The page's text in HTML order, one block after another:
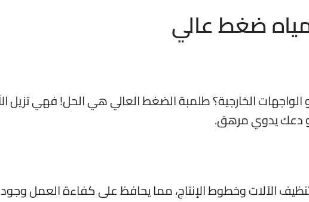
ضغط عالي
الخارجية؟ طلمبة الضغط العالي هي الحل! فهي تزيل
دعك يدوي مرهق.
الآلات وخطوط الإنتاج، مما يحافظ على كفاءة العمل